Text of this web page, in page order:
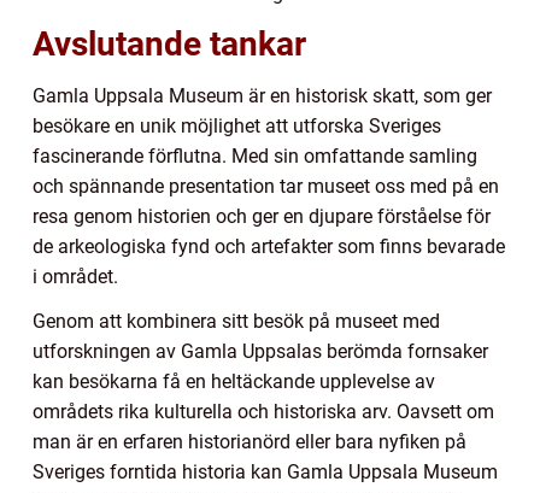
Avslutande tankar
Gamla Uppsala Museum är en historisk skatt, som ger
besökare en unik möjlighet att utforska Sveriges
fascinerande förflutna. Med sin omfattande samling
och spännande presentation tar museet oss med på en
resa genom historien och ger en djupare förståelse för
de arkeologiska fynd och artefakter som finns bevarade
i området.
Genom att kombinera sitt besök på museet med
utforskningen av Gamla Uppsalas berömda fornsaker
kan besökarna få en heltäckande upplevelse av
områdets rika kulturella och historiska arv. Oavsett om
man är en erfaren historianörd eller bara nyfiken på
Sveriges forntida historia kan Gamla Uppsala Museum